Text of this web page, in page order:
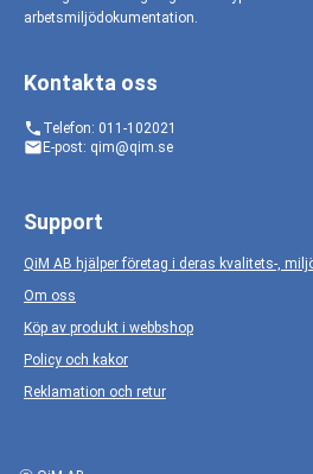
arbetsmiljödokumentation.
Kontakta oss
phone Telefon: 011-102021
email E-post: qim@qim.se
Support
QiM AB hjälper företag i deras kvalitets-,
Om oss
Köp av produkt i webbshop
Policy och kakor
Reklamation och retur